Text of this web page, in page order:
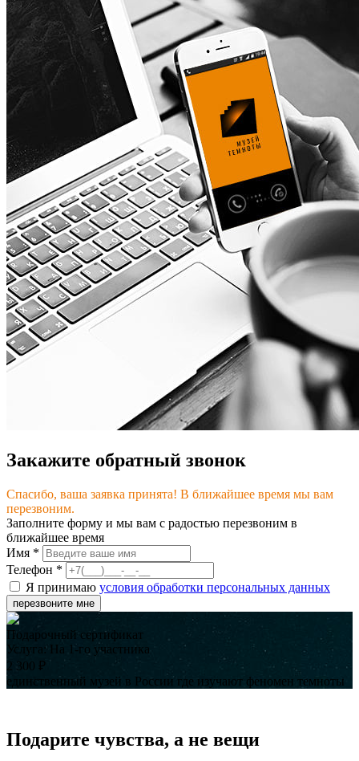
Закажите обратный звонок
Спасибо, ваша заявка принята! В ближайшее время мы вам
перезвоним.
Заполните форму и мы вам с радостью перезвоним в
ближайшее время
Имя *
Телефон *
Я принимаю условия обработки персональных данных
перезвоните мне
Подарочный сертификат
Услуга: На 1-го участника
2 300 ₽
единственный музей в России где изучают феномен темноты
Подарите чувства, а не вещи